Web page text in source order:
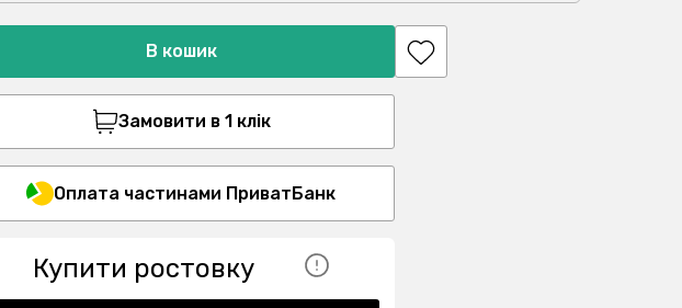
В кошик
Замовити в 1 клік
Оплата частинами ПриватБанк
Купити ростовку